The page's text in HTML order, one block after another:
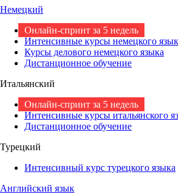
Немецкий
Онлайн-спринт за 5 недель
Интенсивные курсы немецкого
Курсы делового немецкого языка
Дистанционное обучение
Итальянский
Онлайн-спринт за 5 недель
Интенсивные курсы итальянского
Дистанционное обучение
Турецкий
Интенсивный курс турецкого языка
Английский язык